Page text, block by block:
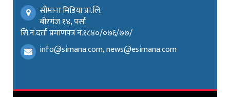
सीमाना मिडिया प्रा.लि.
बीरगंज १४, पर्सा
सि.न.दर्ता प्रमाणपत्र नं.१८४०/०७६/७७/
info@simana.com, news@esimana.com